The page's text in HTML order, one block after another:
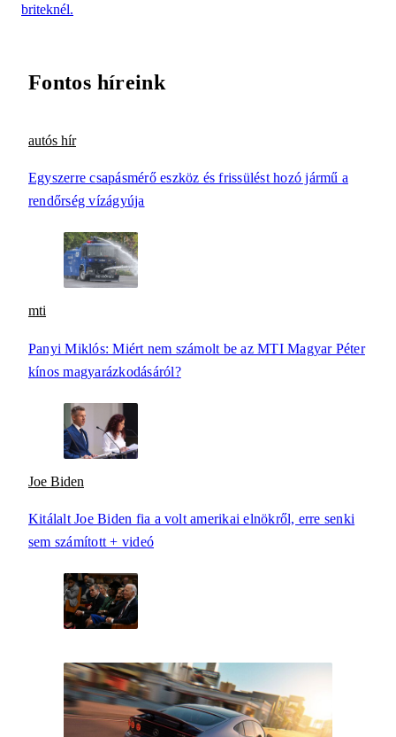
briteknél.
Fontos híreink
autós hír
Egyszerre csapásmérő eszköz és frissülést hozó jármű a
rendőrség vízágyúja
mti
Panyi Miklós: Miért nem számolt be az MTI Magyar Péter
kínos magyarázkodásáról?
Joe Biden
Kitálalt Joe Biden fia a volt amerikai elnökről, erre senki
sem számított + videó